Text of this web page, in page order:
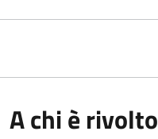
A chi è rivolto